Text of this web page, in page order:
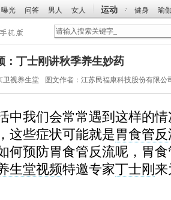
曝光 问答 男人 女人 运动 健身 瑜
：丁士刚讲秋季养生妙药
卫视养生堂 图文作者： 江苏民福康科技股份有限公
我们会常常遇到这样的情
这些症状可能就是 胃食管
何预防胃食管反流呢，胃
生堂视频特邀专家丁士刚